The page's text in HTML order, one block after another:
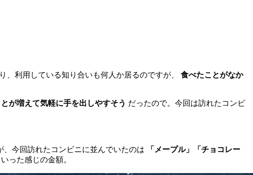
利用している知り合いも何人か居るのですが、 食べたことがなか
が増えて気軽に手を出しやすそう だったので。今回は訪れたコンビ
今回訪れたコンビニに並んでいたのは
「メープル」「チョコレー
った感じの金額。